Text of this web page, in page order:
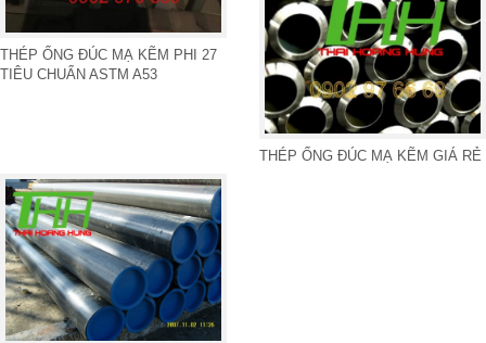
THÉP ỐNG ĐÚC MẠ KẼM PHI 27
TIÊU CHUẨN ASTM A53
THÉP ỐNG ĐÚC MẠ KẼM GIÁ RẺ